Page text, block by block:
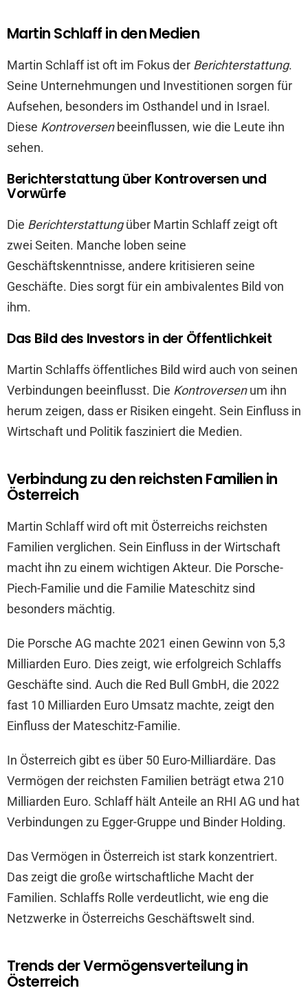
Martin Schlaff in den Medien
Martin Schlaff ist oft im Fokus der Berichterstattung.
Seine Unternehmungen und Investitionen sorgen für
Aufsehen, besonders im Osthandel und in Israel.
Diese Kontroversenbeeinflussen, wie die Leute ihn
sehen.
Berichterstattung über Kontroversen und
Vorwürfe
Die Berichterstattungüber Martin Schlaff zeigt oft
zwei Seiten. Manche loben seine
Geschäftskenntnisse, andere kritisieren seine
Geschäfte. Dies sorgt für ein ambivalentes Bild von
ihm.
Das Bild des Investors in der Öffentlichkeit
Martin Schlaffs öffentliches Bild wird auch von seinen
Verbindungen beeinflusst. Die Kontroversenum ihn
herum zeigen, dass er Risiken eingeht. Sein Einfluss in
Wirtschaft und Politik fasziniert die Medien.
Verbindung zu den reichsten Familien in
Österreich
Martin Schlaff wird oft mit Österreichs reichsten
Familien verglichen. Sein Einfluss in der Wirtschaft
macht ihn zu einem wichtigen Akteur. Die Porsche-
Piech-Familie und die Familie Mateschitz sind
besonders mächtig.
Die Porsche AG machte 2021 einen Gewinn von 5,3
Milliarden Euro. Dies zeigt, wie erfolgreich Schlaffs
Geschäfte sind. Auch die Red Bull GmbH, die 2022
fast 10 Milliarden Euro Umsatz machte, zeigt den
Einfluss der Mateschitz-Familie.
In Österreich gibt es über 50 Euro-Milliardäre. Das
Vermögen der reichsten Familien beträgt etwa 210
Milliarden Euro. Schlaff hält Anteile an RHI AG und hat
Verbindungen zu Egger-Gruppe und Binder Holding.
Das Vermögen in Österreich ist stark konzentriert.
Das zeigt die große wirtschaftliche Macht der
Familien. Schlaffs Rolle verdeutlicht, wie eng die
Netzwerke in Österreichs Geschäftswelt sind.
Trends der Vermögensverteilung in
Österreich